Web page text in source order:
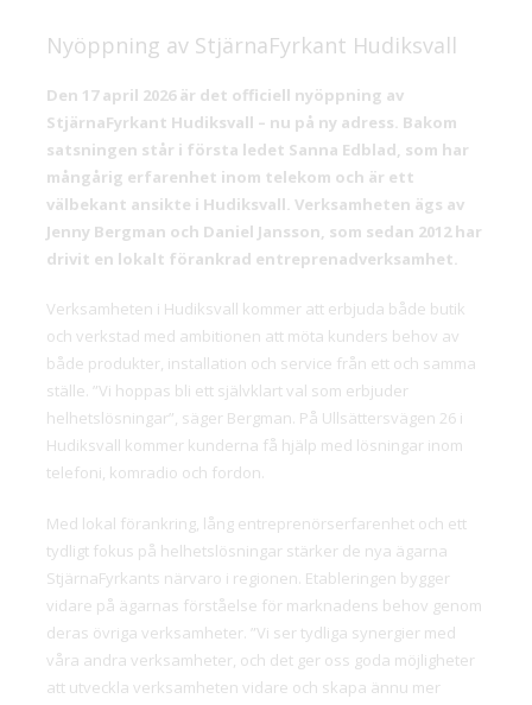
Nyöppning av StjärnaFyrkant Hudiksvall
Den 17 april 2026 är det officiell nyöppning av
StjärnaFyrkant Hudiksvall – nu på ny adress. Bakom
satsningen står i första ledet Sanna Edblad, som har
mångårig erfarenhet inom telekom och är ett
välbekant ansikte i Hudiksvall. Verksamheten ägs av
Jenny Bergman och Daniel Jansson, som sedan 2012 har
drivit en lokalt förankrad entreprenadverksamhet.
Verksamheten i Hudiksvall kommer att erbjuda både butik
och verkstad med ambitionen att möta kunders behov av
både produkter, installation och service från ett och samma
ställe. ”Vi hoppas bli ett självklart val som erbjuder
helhetslösningar”, säger Bergman. På Ullsättersvägen 26 i
Hudiksvall kommer kunderna få hjälp med lösningar inom
telefoni, komradio och fordon.
Med lokal förankring, lång entreprenörserfarenhet och ett
tydligt fokus på helhetslösningar stärker de nya ägarna
StjärnaFyrkants närvaro i regionen. Etableringen bygger
vidare på ägarnas förståelse för marknadens behov genom
deras övriga verksamheter. ”Vi ser tydliga synergier med
våra andra verksamheter, och det ger oss goda möjligheter
att utveckla verksamheten vidare och skapa ännu mer